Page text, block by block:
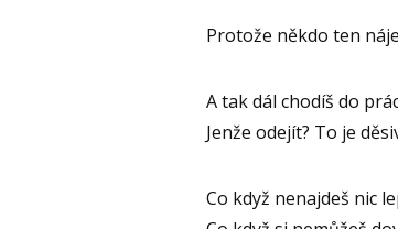
Protože někdo ten
A tak dál chodíš do
Jenže odejít? To je
Co když nenajdeš nic